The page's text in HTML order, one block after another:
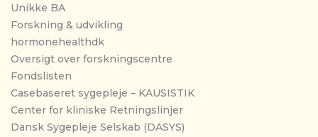
Unikke BA
Forskning & udvikling
hormonehealthdk
Oversigt over forskningscentre
Fondslisten
Casebaseret sygepleje – KAUSISTIK
Center for kliniske Retningslinjer
Dansk Sygepleje Selskab (DASYS)